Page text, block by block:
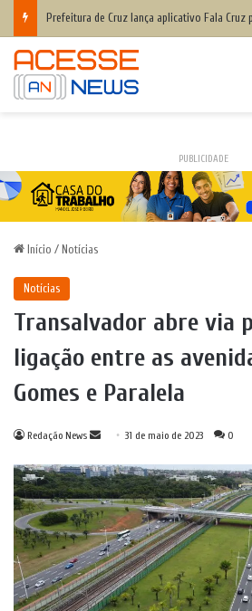
PUBLICIDADE
Início / Notícias
Notícias
Transalvador abre via
ligação entre as
Gomes e Paralela
Redação News
Mande
e-
mail
31 de maio de 2023 0